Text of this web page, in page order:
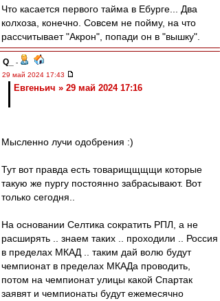
Что касается первого тайма в Ебурге... Два
колхоза, конечно. Совсем не пойму, на что
рассчитывает "Акрон", попади он в "вышку".
Q_
-
29 май 2024 17:43
Евгеньич » 29 май 2024 17:16
Мысленно лучи одобрения :)
Тут вот правда есть товарищщщщи которые
такую же пургу постоянно забрасывают. Вот
только сегодня..
На основании Селтика сократить РПЛ, а не
расширять .. знаем таких .. проходили .. Россия
в пределах МКАД .. таким дай волю будут
чемпионат в пределах МКАДа проводить,
потом на чемпионат улицы какой Спартак
заявят и чемпионаты будут ежемесячно